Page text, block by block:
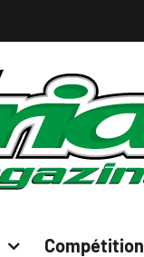
Compétition